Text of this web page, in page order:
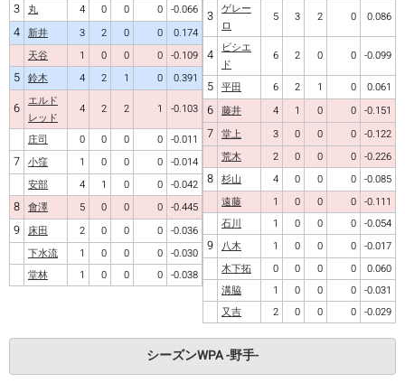
3 丸 4 0 0 0 -0.066
4 新井 3 2 0 0
0.174
天谷
1 0 0 0 -0.109
5 鈴木 4 2 1 0 0.391
6 エルド
レッド
4 2 2 1
-0.103
庄司
0 0 0 0 -0.011
7 小窪 1 0 0 0 -0.014
安部
4 1 0 0 -0.042
8 會澤 5 0 0 0 -0.445
9 床田 2 0 0 0 -0.036
下水流
1 0 0 0 -0.030
堂林
1 0 0 0 -0.038
3 ゲレー
ロ
5 3 2 0 0.086
4
ビシエ
ド
6 2 0 0 -0.099
5 平田 6 2 1 0 0.061
6 藤井 4 1 0 0 -0.151
7 堂上 3 0 0 0 -0.122
荒木
2 0 0 0 -0.226
8 杉山 4 0 0 0 -0.085
遠藤
1 0 0 0 -0.111
石川
1 0 0 0 -0.054
9 八木 1 0 0 0 -0.017
木下拓
0 0 0 0
0.060
溝脇
1 0 0 0 -0.031
又吉
2 0 0 0 -0.029
シーズンWPA -野手-